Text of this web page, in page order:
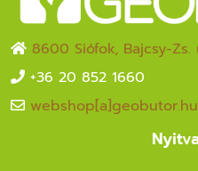
8600 Siófok, Bajcsy-Zs.
+36 20 852 1660
webshop[a]geobutor.hu